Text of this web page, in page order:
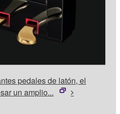
pedales de latón, el
un amplio...